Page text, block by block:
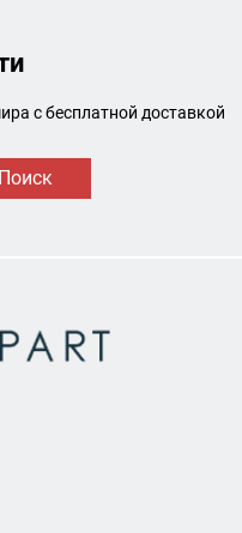
с бесплатной доставкой
Поиск